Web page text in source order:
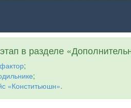
в разделе
;
;
«Конститьюшн».